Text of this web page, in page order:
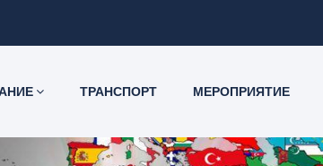
ТРАНСПОРТ МЕРОПРИЯТИЕ